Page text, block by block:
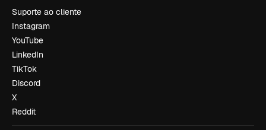
Suporte ao cliente
Instagram
YouTube
LinkedIn
TikTok
Discord
X
Reddit